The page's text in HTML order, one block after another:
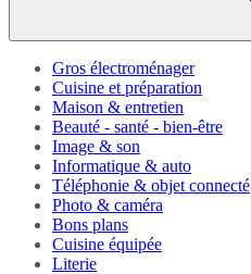
Gros électroménager
Cuisine et préparation
Maison & entretien
Beauté - santé - bien-être
Image & son
Informatique & auto
Téléphonie & objet connecté
Photo & caméra
Bons plans
Cuisine équipée
Literie